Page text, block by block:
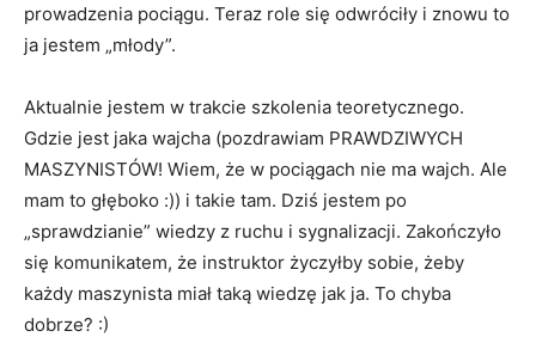
prowadzenia pociągu. Teraz role się odwróciły i znowu to
ja jestem „młody”.
Aktualnie jestem w trakcie szkolenia teoretycznego.
Gdzie jest jaka wajcha (pozdrawiam PRAWDZIWYCH
MASZYNISTÓW! Wiem, że w pociągach nie ma wajch. Ale
mam to głęboko :)) i takie tam. Dziś jestem po
„sprawdzianie” wiedzy z ruchu i sygnalizacji. Zakończyło
się komunikatem, że instruktor życzyłby sobie, żeby
każdy maszynista miał taką wiedzę jak ja. To chyba
dobrze? :)